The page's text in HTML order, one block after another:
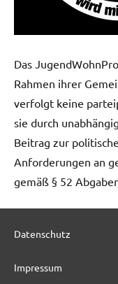
Das
Rahmen ihrer
verfolgt keine
sie durch
Beitrag zur
Anforderungen an
gemäß § 52
Datenschutz
Impressum